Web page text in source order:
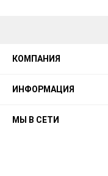
КОМПАНИЯ
ИНФОРМАЦИЯ
МЫ В СЕТИ